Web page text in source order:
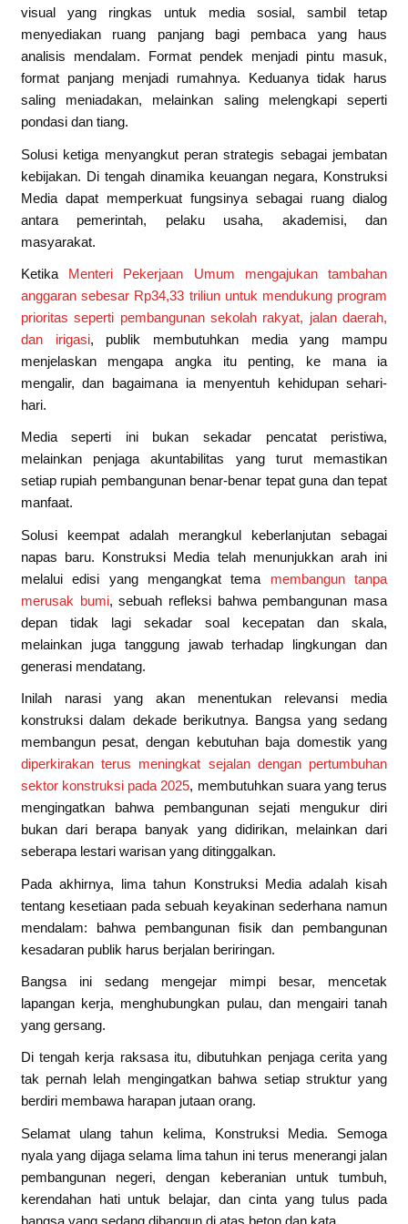
visual yang ringkas untuk media sosial, sambil tetap
menyediakan ruang panjang bagi pembaca yang haus
analisis mendalam. Format pendek menjadi pintu masuk,
format panjang menjadi rumahnya. Keduanya tidak harus
saling meniadakan, melainkan saling melengkapi seperti
pondasi dan tiang.
Solusi ketiga menyangkut peran strategis sebagai jembatan
kebijakan. Di tengah dinamika keuangan negara, Konstruksi
Media dapat memperkuat fungsinya sebagai ruang dialog
antara pemerintah, pelaku usaha, akademisi, dan
masyarakat.
Ketika Menteri Pekerjaan Umum mengajukan tambahan
anggaran sebesar Rp34,33 triliun untuk mendukung program
prioritas seperti pembangunan sekolah rakyat, jalan daerah,
dan irigasi, publik membutuhkan media yang mampu
menjelaskan mengapa angka itu penting, ke mana ia
mengalir, dan bagaimana ia menyentuh kehidupan sehari-
hari.
Media seperti ini bukan sekadar pencatat peristiwa,
melainkan penjaga akuntabilitas yang turut memastikan
setiap rupiah pembangunan benar-benar tepat guna dan tepat
manfaat.
Solusi keempat adalah merangkul keberlanjutan sebagai
napas baru. Konstruksi Media telah menunjukkan arah ini
melalui edisi yang mengangkat tema membangun tanpa
merusak bumi, sebuah refleksi bahwa pembangunan masa
depan tidak lagi sekadar soal kecepatan dan skala,
melainkan juga tanggung jawab terhadap lingkungan dan
generasi mendatang.
Inilah narasi yang akan menentukan relevansi media
konstruksi dalam dekade berikutnya. Bangsa yang sedang
membangun pesat, dengan kebutuhan baja domestik yang
diperkirakan terus meningkat sejalan dengan pertumbuhan
sektor konstruksi pada 2025, membutuhkan suara yang terus
mengingatkan bahwa pembangunan sejati mengukur diri
bukan dari berapa banyak yang didirikan, melainkan dari
seberapa lestari warisan yang ditinggalkan.
Pada akhirnya, lima tahun Konstruksi Media adalah kisah
tentang kesetiaan pada sebuah keyakinan sederhana namun
mendalam: bahwa pembangunan fisik dan pembangunan
kesadaran publik harus berjalan beriringan.
Bangsa ini sedang mengejar mimpi besar, mencetak
lapangan kerja, menghubungkan pulau, dan mengairi tanah
yang gersang.
Di tengah kerja raksasa itu, dibutuhkan penjaga cerita yang
tak pernah lelah mengingatkan bahwa setiap struktur yang
berdiri membawa harapan jutaan orang.
Selamat ulang tahun kelima, Konstruksi Media. Semoga
nyala yang dijaga selama lima tahun ini terus menerangi jalan
pembangunan negeri, dengan keberanian untuk tumbuh,
kerendahan hati untuk belajar, dan cinta yang tulus pada
bangsa yang sedang dibangun di atas beton dan kata.